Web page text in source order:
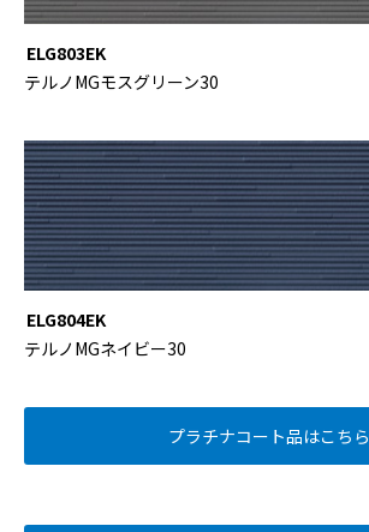
ELG803EK
テルノMGモスグリーン30
ELG804EK
テルノMGネイビー30
プラチナコート品はこちら